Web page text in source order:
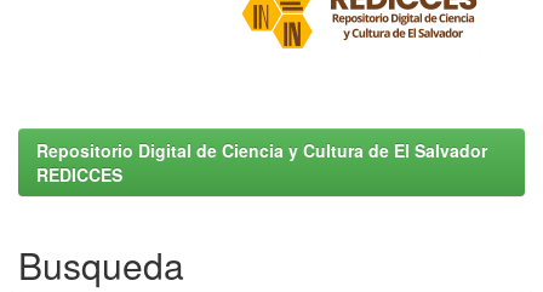
Repositorio Digital de Ciencia y Cultura de El Salvador
REDICCES
Busqueda